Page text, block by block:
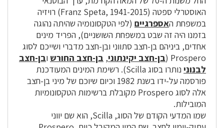
האוסטרלי ספטה (Franz Speta, 1941-2015) רויזיה
במשפחת האספרגיים (לפי הטקסונומיה שהיתה נהוגה
בזמנו היה זה שבט במשפחת השושניים), הפריד מינים
אחדים, ביניהם בן-חצב סתווני ובן-חצב מדברי ושייכם לסוג
Prospero ( בן-חצב יקינתוני, בן-חצב החורש ובן-חצב
לבנוני
נותרו בסוג Scilla). רשימת המינים המעודכנת
פורסמה על-ידו בשנת 1982 וכיום שיוכם של מיני בן-חצב
אלה לסוג Prospero מקובלת ברשימות הטקסונומיות
המובילות.
שמו המדעי הקודם של הסוג, Scilla, הוא שם יווני